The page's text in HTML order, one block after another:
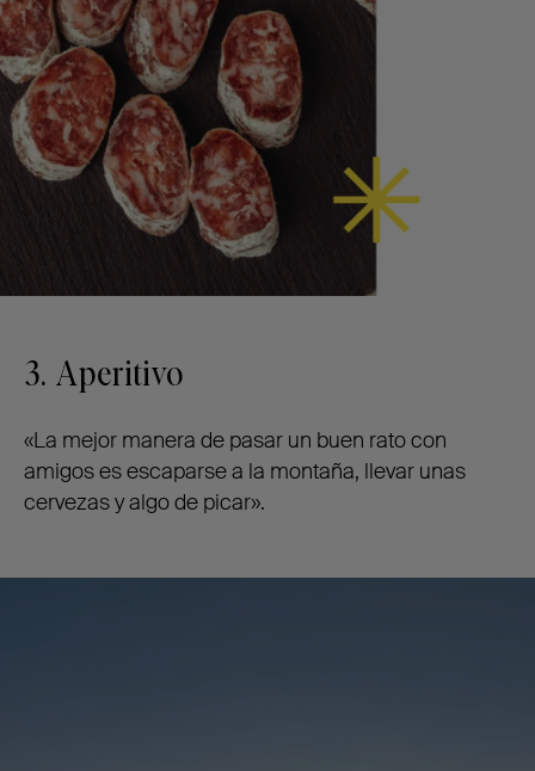
3. Aperitivo
«La mejor manera de pasar un buen rato con
amigos es escaparse a la montaña, llevar unas
cervezas y algo de picar».